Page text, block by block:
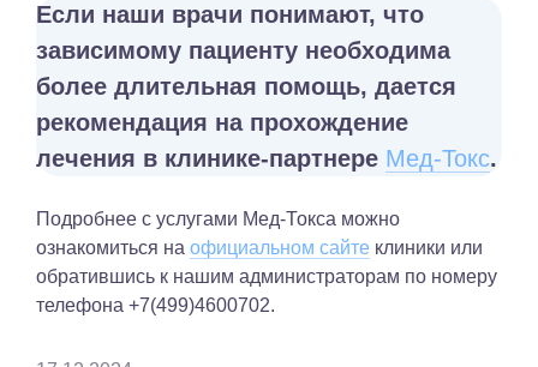
Если наши врачи понимают, что
зависимому пациенту необходима
более длительная помощь, дается
рекомендация на прохождение
лечения в клинике-партнере Мед-Токс.
Подробнее с услугами Мед-Токса можно
ознакомиться на официальном сайте клиники или
обратившись к нашим администраторам по номеру
телефона +7(499)4600702.